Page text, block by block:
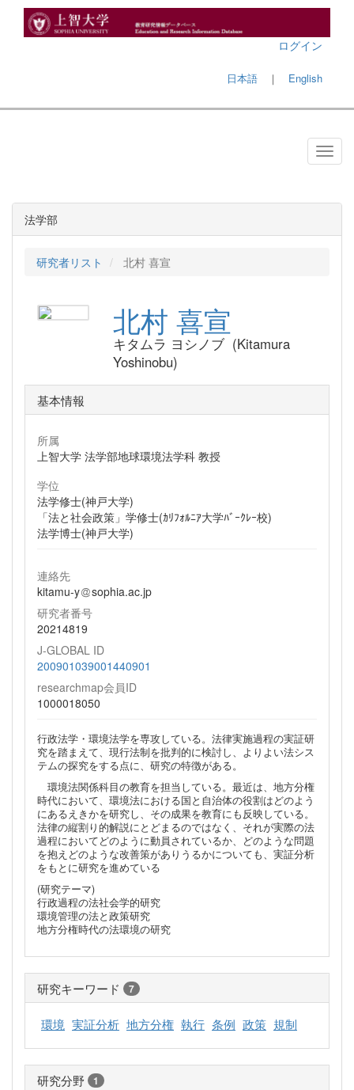
ログイン
日本語 ｜ English
法学部
研究者リスト 北村 喜宣
北村 喜宣
キタムラ ヨシノブ (Kitamura
Yoshinobu)
基本情報
所属
上智大学 法学部地球環境法学科 教授
学位
法学修士(神戸大学)
「法と社会政策」学修士(ｶﾘﾌｫﾙﾆｱ大学ﾊﾞｰｸﾚｰ校)
法学博士(神戸大学)
連絡先
kitamu-y
sophia.ac.jp
研究者番号
20214819
J-GLOBAL ID
200901039001440901
researchmap会員ID
1000018050
行政法学・環境法学を専攻している。法律実施過程の実証研
究を踏まえて、現行法制を批判的に検討し、よりよい法シス
テムの探究をする点に、研究の特徴がある。
環境法関係科目の教育を担当している。最近は、地方分権
時代において、環境法における国と自治体の役割はどのよう
にあるえきかを研究し、その成果を教育にも反映している。
法律の縦割り的解説にとどまるのではなく、それが実際の法
過程においてどのように動員されているか、どのような問題
を抱えどのような改善策がありうるかについても、実証分析
をもとに研究を進めている
(研究テーマ)
行政過程の法社会学的研究
環境管理の法と政策研究
地方分権時代の法環境の研究
研究キーワード 7
環境 実証分析 地方分権 執行 条例 政策 規制
研究分野 1